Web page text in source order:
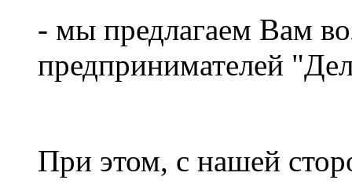
- мы предлагаем Вам
предпринимателей
При этом, с нашей